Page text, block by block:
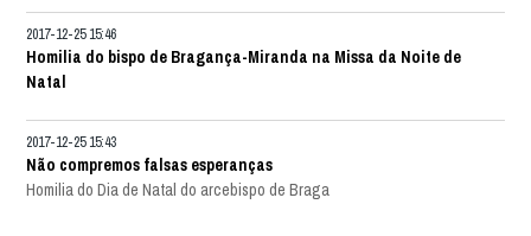
2017-12-25 15:46
Homilia do bispo de Bragança-Miranda na Missa da Noite de
Natal
2017-12-25 15:43
Não compremos falsas esperanças
Homilia do Dia de Natal do arcebispo de Braga